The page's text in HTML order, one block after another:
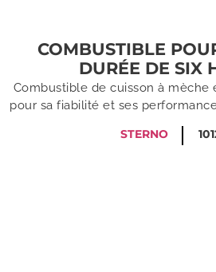
COMBUSTIBLE
DURÉE DE SIX
Combustible de cuisson à mèche
pour sa fiabilité et ses
STERNO